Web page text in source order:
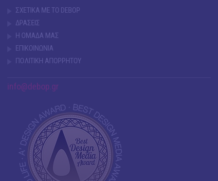
ΣΧΕΤΙΚΑ ΜΕ ΤΟ DEBOP
ΔΡΑΣΕΙΣ
Η ΟΜΑΔΑ ΜΑΣ
ΕΠΙΚΟΙΝΩΝΙΑ
ΠΟΛΙΤΙΚΗ ΑΠΟΡΡΗΤΟΥ
info@debop.gr